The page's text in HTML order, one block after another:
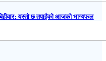
यस्तो छ तपाईंको आजको भाग्यफल